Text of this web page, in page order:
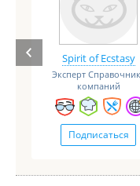
Spirit of Ecstasy
Эксперт
компаний
Подписаться